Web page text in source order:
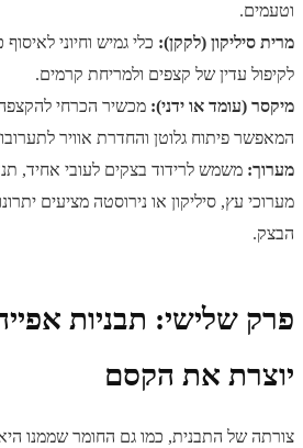
וטעמים.
מרית סיליקון (לקקן): כלי גמיש וחיוני
לקיפול עדין של קצפים ולמריחת קרמים.
מיקסר (עומד או ידני): מכשיר הכרחי
המאפשר פיתוח גלוטן והחדרת אוויר
מערוך: משמש לרידוד בצקים לעובי אחיד,
מערוכי עץ, סיליקון או נירוסטה מציעים
הבצק.
פרק שלישי: תבניות
יוצרת את הקסם
צורתה של התבנית, כמו גם החומר שממנו